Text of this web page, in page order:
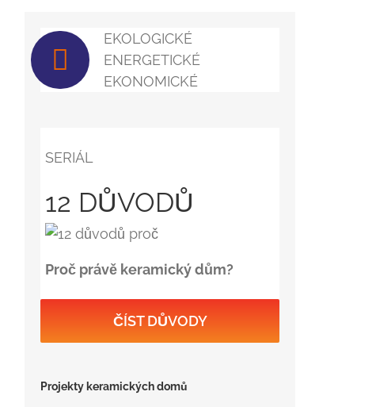
EKOLOGICKÉ
ENERGETICKÉ
EKONOMICKÉ
SERIÁL
12 DŮVODŮ
Proč právě keramický dům?
ČÍST DŮVODY
Projekty keramických domů